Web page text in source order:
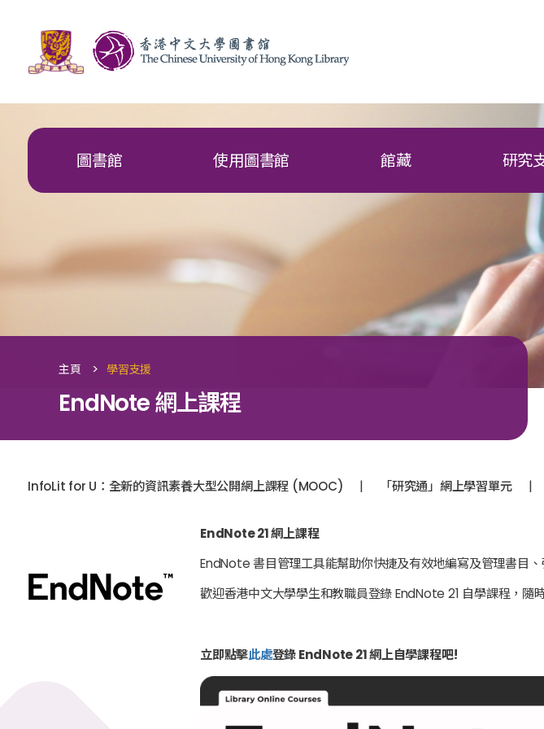
圖書館 使用圖書館 館藏 研究
主頁 > 學習支援
EndNote 網上課程
InfoLit for U：全新的資訊素養大型公開網上課程 (MOOC) | 「研究通」網上學習單元 |
EndNote 21 網上課程
EndNote 書目管理工具能幫助你快捷及有效地編寫及管理書目、
歡迎香港中文大學學生和教職員登錄 EndNote 21 自學課程，隨
立即點擊此處登錄 EndNote 21 網上自學課程吧!